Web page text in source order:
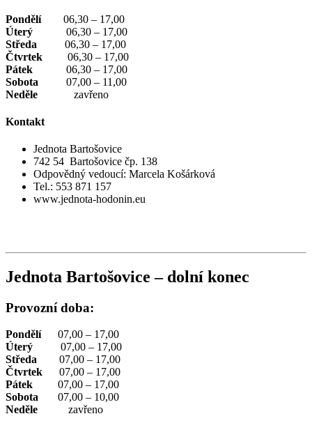
Pondělí
06,30 – 17,00
Úterý
06,30 – 17,00
Středa
06,30 – 17,00
Čtvrtek
06,30 – 17,00
Pátek
06,30 – 17,00
Sobota 07,00 – 11,00
Neděle
zavřeno
Kontakt
Jednota Bartošovice
742 54 Bartošovice čp. 138
Odpovědný vedoucí: Marcela Košárková
Tel.: 553 871 157
www.jednota-hodonin.eu
Jednota Bartošovice – dolní konec
Provozní doba:
Pondělí07,00 – 17,00
Úterý 07,00 – 17,00
Středa
07,00 – 17,00
Čtvrtek
07,00 – 17,00
Pátek
07,00 – 17,00
Sobota 07,00 – 10,00
Neděle
zavřeno